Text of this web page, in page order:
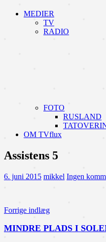
MEDIER
TV
RADIO
FOTO
RUSLAND
OM TVflux
Assistens 5
6. juni 2015 mikkel Ingen
Indlægsnavigation
Forrige indlæg
MINDRE PLADS I